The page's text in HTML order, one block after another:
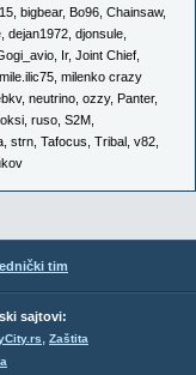
bigbear, Bo96 Chainsaw,
dejan1972 djonsule
Ir, Joint Chief
mile.ilic75 milenko crazy
, neutrino ozzy, Panter,
ruso S2M
strn Tafocus Tribal v82
tim
sajtovi:
, Zaštita